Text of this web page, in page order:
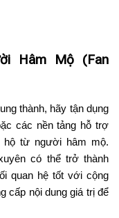
Hâm Mộ (Fan
thành, hãy tận dụng
các nền tảng hỗ trợ
hộ từ người hâm mộ.
có thể trở thành
quan hệ tốt với cộng
cấp nội dung giá trị để